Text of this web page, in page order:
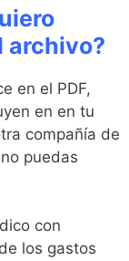
archivo?
en el PDF,
en en tu
compañía de
puedas
con
los gastos